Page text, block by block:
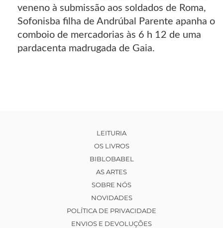
veneno à submissão aos soldados de Roma,
Sofonisba filha de Andrúbal Parente apanha o
comboio de mercadorias às 6 h 12 de uma
pardacenta madrugada de Gaia.
LEITURIA
OS LIVROS
BIBLOBABEL
AS ARTES
SOBRE NÓS
NOVIDADES
POLÍTICA DE PRIVACIDADE
ENVIOS E DEVOLUÇÕES